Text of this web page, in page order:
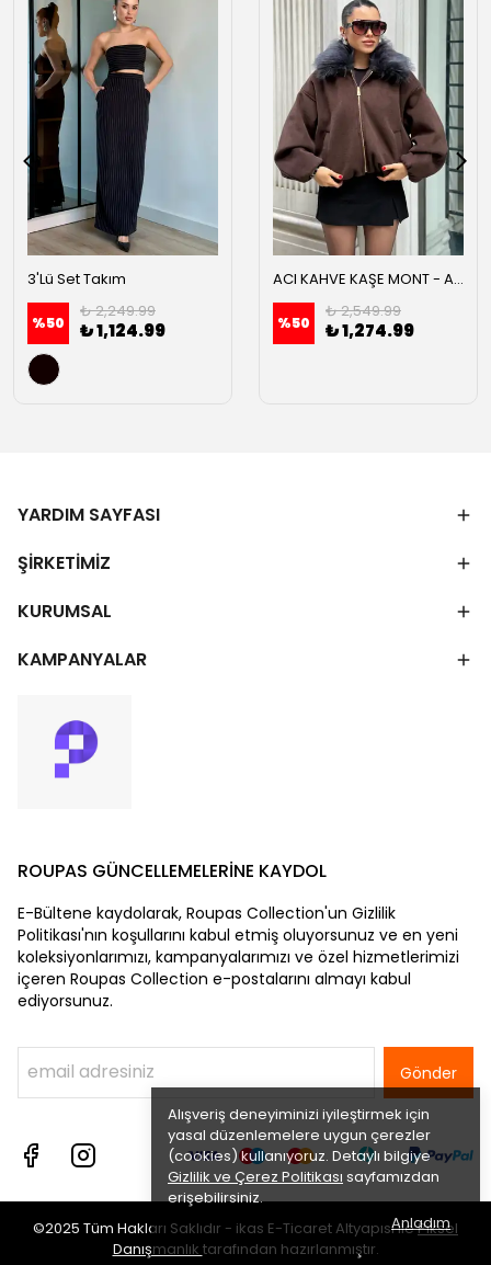
Alışveriş deneyiminizi iyileştirmek için
yasal düzenlemelere uygun çerezler
(cookies) kullanıyoruz. Detaylı bilgiye
Gizlilik ve Çerez Politikası sayfamızdan
erişebilirsiniz.
Anladım
3'Lü Set Takım
%50
₺ 2,249.99
₺ 1,124.99
ACI KAHVE KAŞE MONT - Acı kahve
%50
₺ 2,549.99
₺ 1,274.99
YARDIM SAYFASI
ŞİRKETİMİZ
KURUMSAL
KAMPANYALAR
ROUPAS GÜNCELLEMELERİNE KAYDOL
E-Bültene kaydolarak, Roupas Collection'un Gizlilik
Politikası'nın koşullarını kabul etmiş oluyorsunuz ve en yeni
koleksiyonlarımızı, kampanyalarımızı ve özel hizmetlerimizi
içeren Roupas Collection e-postalarını almayı kabul
ediyorsunuz.
Gönder
©2025 Tüm Hakları Saklıdır - ikas E-TicaretAltyapısı ilePiksel
Danışmanlık tarafından hazırlanmıştır.